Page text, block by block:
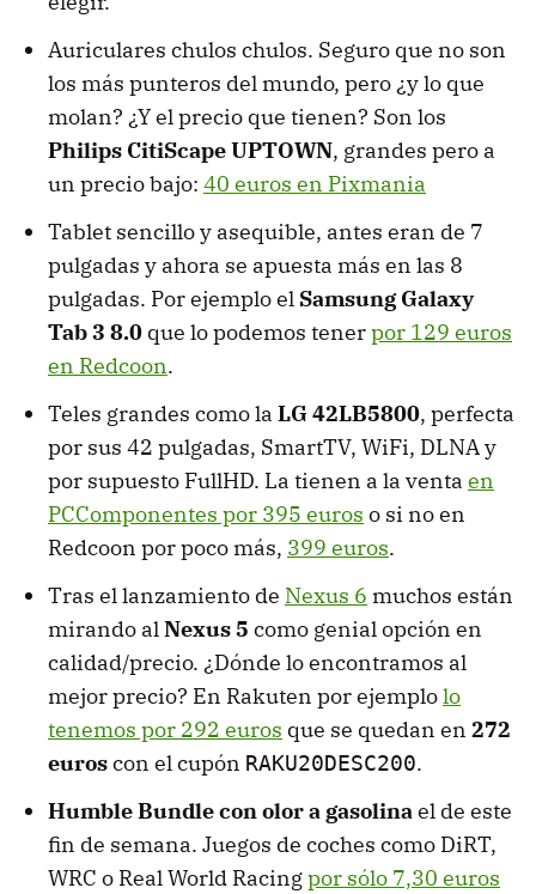
Auriculares chulos chulos. Seguro que no son
los más punteros del mundo, pero ¿y lo que
molan? ¿Y el precio que tienen? Son los
Philips CitiScape UPTOWN, grandes pero a
un precio bajo: 40 euros en Pixmania
Tablet sencillo y asequible, antes eran de 7
pulgadas y ahora se apuesta más en las 8
pulgadas. Por ejemplo el Samsung Galaxy
Tab 3 8.0 que lo podemos tenerpor 129 euros
en Redcoon.
Teles grandes como la LG 42LB5800, perfecta
por sus 42 pulgadas, SmartTV, WiFi, DLNA y
por supuesto FullHD. La tienen a la venta en
PCComponentes por 395 euros o si no en
Redcoon por poco más, 399 euros.
Tras el lanzamiento de Nexus 6 muchos están
mirando alNexus 5 como genial opción en
calidad/precio. ¿Dónde lo encontramos al
mejor precio? En Rakuten por ejemplolo
tenemos por 292 euros que se quedan en 272
euroscon el cupón RAKU20DESC200.
Humble Bundle con olor a gasolinael de este
fin de semana. Juegos de coches como DiRT,
WRC o Real World Racingpor sólo 7,30 euros